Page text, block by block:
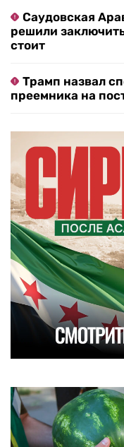
Саудовская
решили
стоит
Трамп назвал
преемника на